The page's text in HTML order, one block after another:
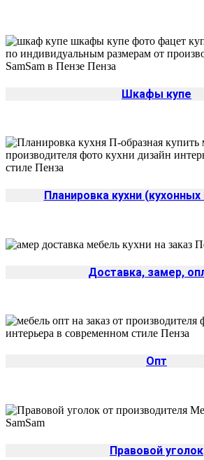
Шкафы купе
Планировка кухни (кухонных
Доставка, замер,
Опт
Правовой уголок